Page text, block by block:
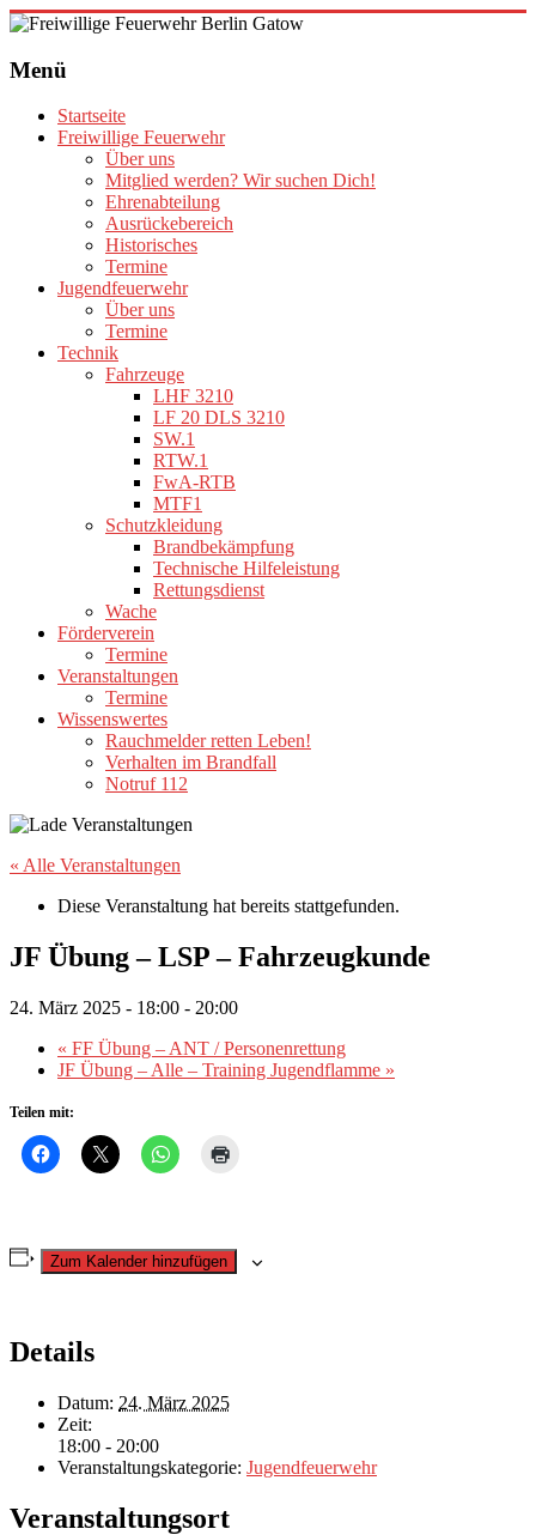
Zum
springen
Feuerwehr
Gatow
Fördergemeinschaft
Freiwilligen
Feuerwehr
Menü
Startseite
Freiwillige Feuerwehr
Über uns
Mitglied werden? Wir suchen Dich!
Ehrenabteilung
Ausrückebereich
Historisches
Termine
Jugendfeuerwehr
Über uns
Termine
Technik
Fahrzeuge
LHF 3210
LF 20 DLS 3210
SW.1
RTW.1
FwA-RTB
MTF1
Schutzkleidung
Brandbekämpfung
Technische Hilfeleistung
Rettungsdienst
Wache
Förderverein
Termine
Veranstaltungen
Termine
Wissenswertes
Rauchmelder retten Leben!
Verhalten im Brandfall
Notruf 112
« Alle Veranstaltungen
Diese Veranstaltung hat bereits stattgefunden.
JF Übung – LSP – Fahrzeugkunde
24. März 2025 - 18:00 - 20:00
« FF Übung – ANT / Personenrettung
JF Übung – Alle – Training Jugendflamme »
Teilen mit:
Zum Kalender hinzufügen
Details
Datum: 24. März 2025
Zeit:
18:00 - 20:00
Veranstaltungskategorie: Jugendfeuerwehr
Veranstaltungsort